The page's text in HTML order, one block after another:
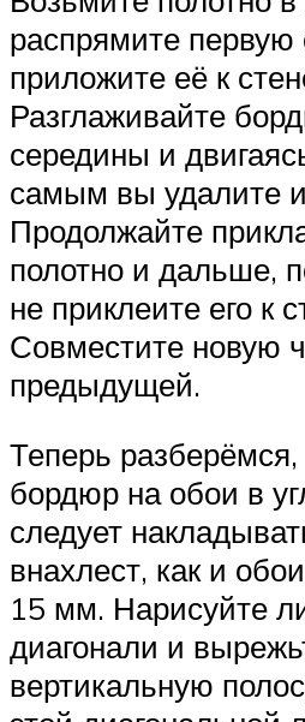
распрямите первую
приложите её к
Разглаживайте
середины и
самым вы удалите
Продолжайте
полотно и дальше,
не приклеите его к
Совместите новую
предыдущей.
Теперь разберёмся,
бордюр на обои в
следует
внахлест, как и
15 мм. Нарисуйте
диагонали и
вертикальную